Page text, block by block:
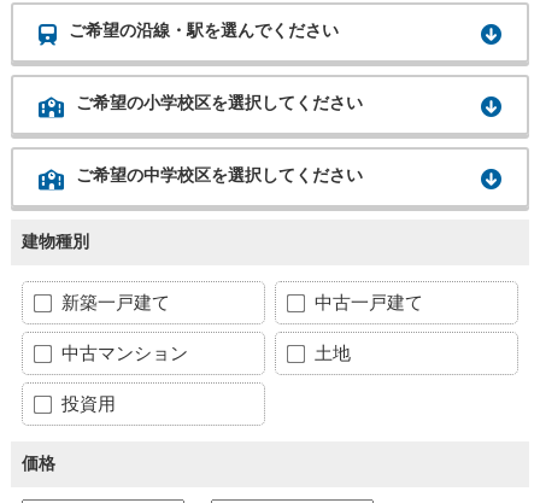
ご希望の沿線・駅を選んでください
ご希望の小学校区を選択してください
ご希望の中学校区を選択してください
建物種別
新築一戸建て 中古一戸建て
中古マンション 土地
投資用
価格